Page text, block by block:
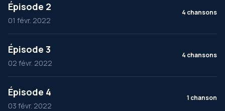
Épisode 2
01 févr. 2022
4 chansons
Épisode 3
02 févr. 2022
4 chansons
Épisode 4
03 févr. 2022
1 chanson